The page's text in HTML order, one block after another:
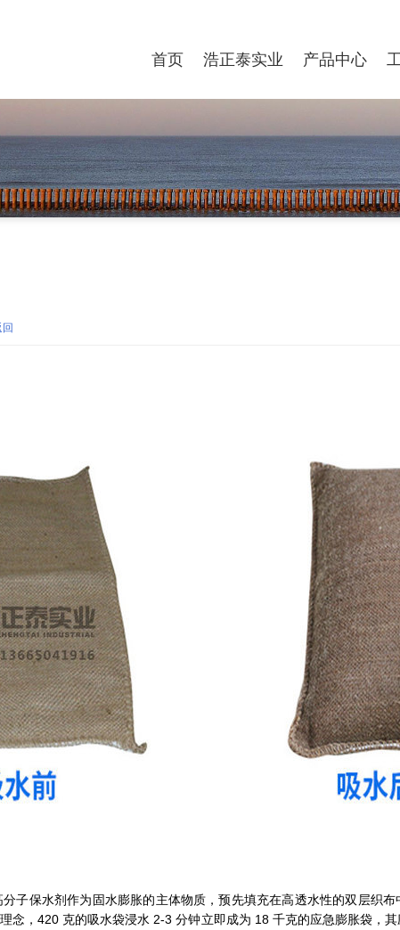
首页 浩正泰实业 产品中心
回
子保水剂作为固水膨胀的主体物质，预先填充在高透水性的双层织
念，420 克的吸水袋浸水 2-3 分钟立即成为 18 千克的应急膨胀袋，